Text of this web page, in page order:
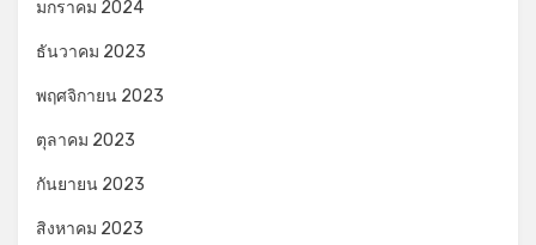
มกราคม 2024
ธันวาคม 2023
พฤศจิกายน 2023
ตุลาคม 2023
กันยายน 2023
สิงหาคม 2023